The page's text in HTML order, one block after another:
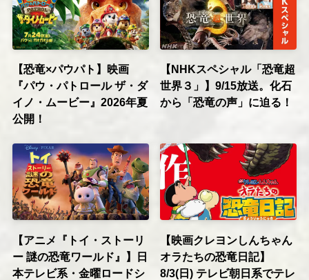
【恐竜×パウパト】映画
『パウ・パトロール ザ・ダ
イノ・ムービー』2026年夏
公開！
【NHKスペシャル「恐竜超
世界３」】9/15放送。化石
から「恐竜の声」に迫る！
【アニメ『トイ・ストーリ
ー 謎の恐竜ワールド』】日
本テレビ系・金曜ロードシ
【映画クレヨンしんちゃん
オラたちの恐竜日記】
8/3(日) テレビ朝日系でテレ